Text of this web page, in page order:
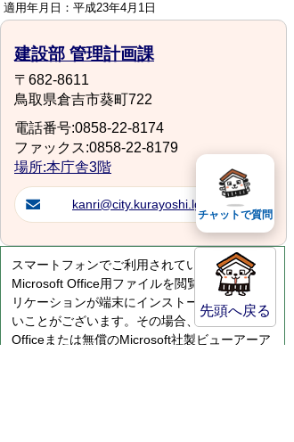
適用年月日：平成23年4月1日
建設部 管理計画課
〒682-8611
鳥取県倉吉市葵町722
電話番号:0858-22-8174
ファックス:0858-22-8179
場所:本庁舎3階
kanri@city.kurayoshi.lg.jp
スマートフォンでご利用されている場合、
Microsoft Office用ファイルを閲覧できるアプ
リケーションが端末にインストールされていな
いことがございます。その場合、Microsoft
Officeまたは無償のMicrosoft社製ビューアーア
先頭へ戻る
チャットで質問